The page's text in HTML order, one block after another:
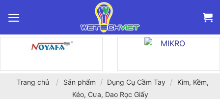
qua
Trang chủ / Sản phẩm / Dụng Cụ Cầm Tay /
Kìm, Kềm,
Kéo, Cưa, Dao Rọc Giấy